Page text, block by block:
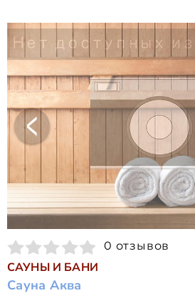
0 отзывов
САУНЫ И БАНИ
Сауна Аква